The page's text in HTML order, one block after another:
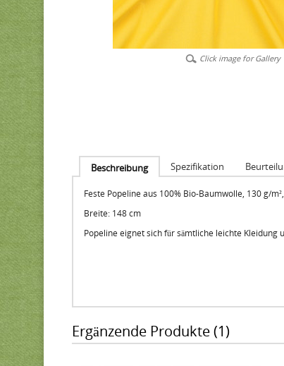
Click image for Gallery
Beschreibung Spezifikation
Feste Popeline aus 100% Bio-Baumwolle, 130 g/
Breite: 148 cm
Popeline eignet sich für sämtliche leichte Kleidung
Ergänzende Produkte (1)